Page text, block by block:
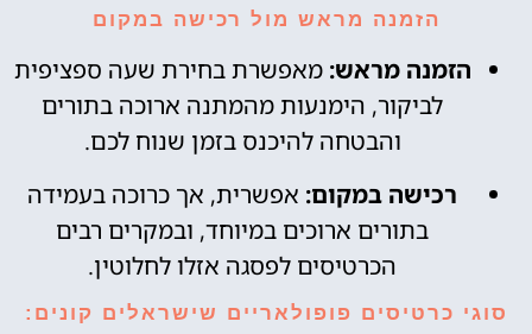
הזמנה מראש מול רכישה במקום
הזמנה מראש: מאפשרת בחירת שעה ספציפית
לביקור, הימנעות מהמתנה ארוכה בתורים
והבטחה להיכנס בזמן שנוח לכם.
רכישה במקום: אפשרית, אך כרוכה בעמידה
בתורים ארוכים במיוחד, ובמקרים רבים
הכרטיסים לפסגה אזלו לחלוטין.
סוגי כרטיסים פופולאריים שישראלים קונים: